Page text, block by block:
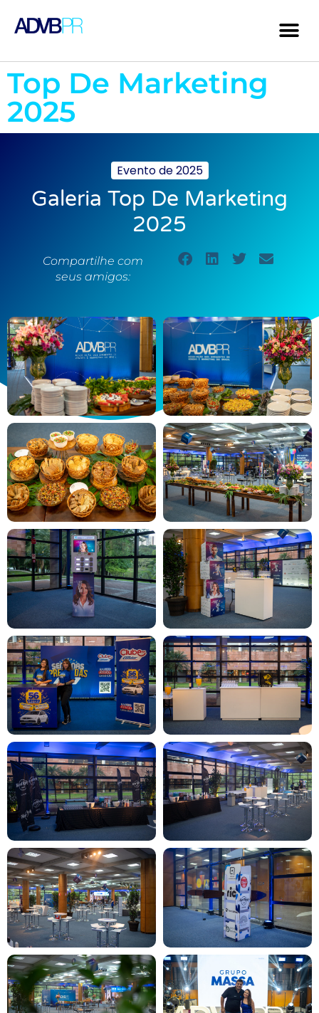
Top De Marketing
2025
Evento de2025
Galeria Top De Marketing
2025
Compartilhe com
seus amigos: